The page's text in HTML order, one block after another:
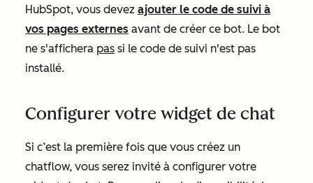
HubSpot, vous devez ajouter le code de suivi à
vos pages externes avant de créer ce bot. Le bot
ne s'affichera pas si le code de suivi n'est pas
installé.
Configurer votre widget de chat
Si c’est la première fois que vous créez un
chatflow, vous serez invité à configurer votre